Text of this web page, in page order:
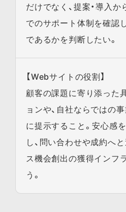
だけでなく、提案・導入
でのサポート体制を確認
であるかを判断したい。
【Webサイトの役割】
顧客の課題に寄り添った
ョンや、自社ならではの
に提示すること。安心感
し、問い合わせや成約へ
ス機会創出の獲得インフ
う。